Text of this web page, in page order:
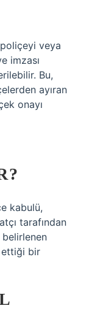
veya
imzası
Bu,
ayıran
onayı
kabulü,
tarafından
belirlenen
ettiği bir